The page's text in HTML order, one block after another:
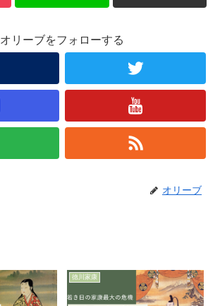
オリーブをフォローする
オリーブ
徳川家康